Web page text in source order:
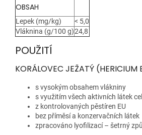
OBSAH
Lepek (mg/kg)
< 5,0
Vláknina (g/100 g)24,8
POUŽITÍ
KORÁLOVEC JEŽATÝ (HERICIUM
s vysokým obsahem vlákniny
s využitím všech aktivních látek
z kontrolovaných pěstíren EU
bez příměsí a konzervačních látek
zpracováno lyofilizací – šetrný